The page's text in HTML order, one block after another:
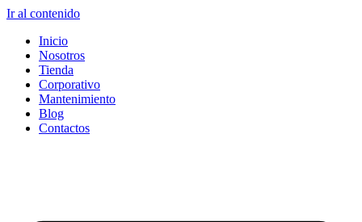
Ir al contenido
Inicio
Nosotros
Tienda
Corporativo
Mantenimiento
Blog
Contactos